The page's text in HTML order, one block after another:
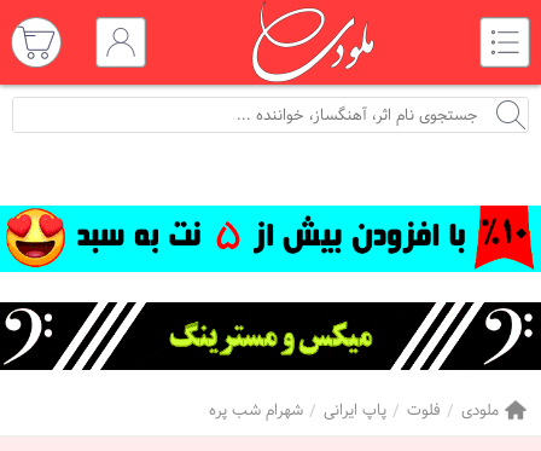
ملودی فلوت پاپ ایرانی شهرام شب پره